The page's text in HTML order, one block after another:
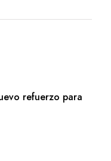
refuerzo para